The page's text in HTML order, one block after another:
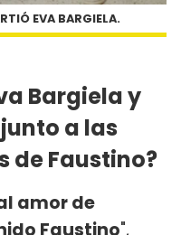
EVA BARGIELA.
Bargiela y
a las
de Faustino?
amor de
Faustino",